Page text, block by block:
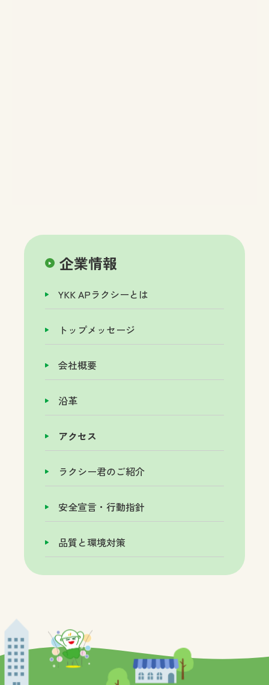
企業情報
YKK APラクシーとは
トップメッセージ
会社概要
沿革
アクセス
ラクシー君のご紹介
安全宣言・行動指針
品質と環境対策